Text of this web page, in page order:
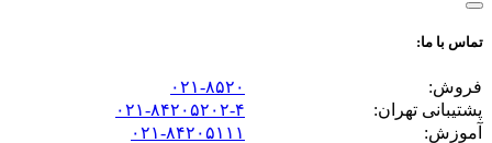
تماس با ما:
فروش:
۰۲۱-۸۵۲۰
پشتیبانی تهران:
۰۲۱-۸۴۲۰۵۲۰۲-۴
آموزش:
۰۲۱-۸۴۲۰۵۱۱۱